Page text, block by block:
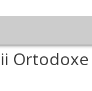
Ortodoxe Române
Ortodoxe